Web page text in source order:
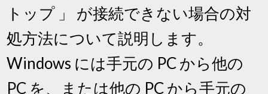
トップ 」 が接続できない場合の対
処方法について説明します。
Windows には手元の PC から他の
PC を、または他の PC から手元の